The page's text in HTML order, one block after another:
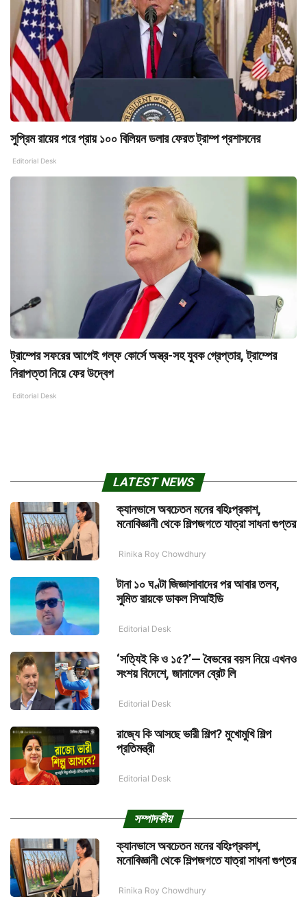
সুপ্রিম রায়ের পরে প্রায় ১০০ বিলিয়ন ডলার ফেরত ট্রাম্প প্রশাসনের
Editorial Desk
ট্রাম্পের সফরের আগেই গল্‌ফ কোর্সে অস্ত্র-সহ যুবক গ্রেপ্তার, ট্রাম্পের
নিরাপত্তা নিয়ে ফের উদ্বেগ
Editorial Desk
LATEST NEWS
ক্যানভাসে অবচেতন মনের বহিঃপ্রকাশ,
মনোবিজ্ঞানী থেকে শিল্পজগতে যাত্রা সাধনা গুপ্তর
Rinika Roy Chowdhury
টানা ১০ ঘণ্টা জিজ্ঞাসাবাদের পর আবার তলব,
সুমিত রায়কে ডাকল সিআইডি
Editorial Desk
‘সত্যিই কি ও ১৫?’— বৈভবের বয়স নিয়ে এখনও
সংশয় বিদেশে, জানালেন ব্রেট লি
Editorial Desk
রাজ্যে কি আসছে ভারী শিল্প? মুখোমুখি শিল্প
প্রতিমন্ত্রী
Editorial Desk
সম্পাদকীয়
ক্যানভাসে অবচেতন মনের বহিঃপ্রকাশ,
মনোবিজ্ঞানী থেকে শিল্পজগতে যাত্রা সাধনা গুপ্তর
Rinika Roy Chowdhury